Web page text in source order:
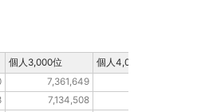
7,361,649
7,134,508
個人3,000位 個人4,000位